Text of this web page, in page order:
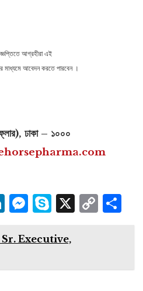
আগ্রহীরা এই
মাধ্যমে আবেদন করতে পারবেন ।
ঢাকা – ১০০০
LinkedIn
Messenger
Skype
X
Executive,